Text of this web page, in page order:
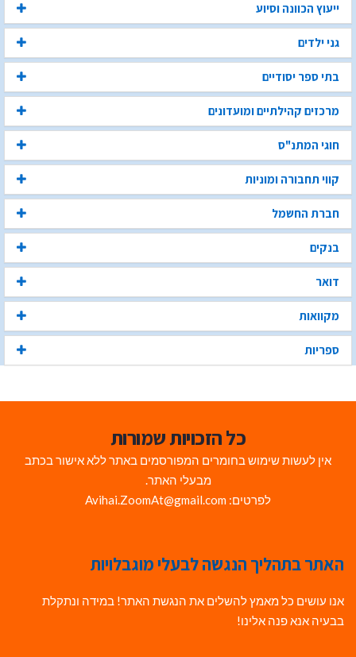
ייעוץ הכוונה וסיוע
גני ילדים
בתי ספר יסודיים
מרכזים קהילתיים ומועדונים
חוגי המתנ"ס
קווי תחבורה ומוניות
חברת החשמל
בנקים
דואר
מקוואות
ספריות
כל הזכויות שמורות
אין לעשות שימוש בחומרים המפורסמים באתר ללא אישור בכתב
מבעלי האתר.
לפרטים: Avihai.ZoomAt@gmail.com
האתר בתהליך הנגשה לבעלי מוגבלויות
אנו עושים כל מאמץ להשלים את הנגשת האתר! במידה ונתקלת
בבעיה אנא פנה אלינו!